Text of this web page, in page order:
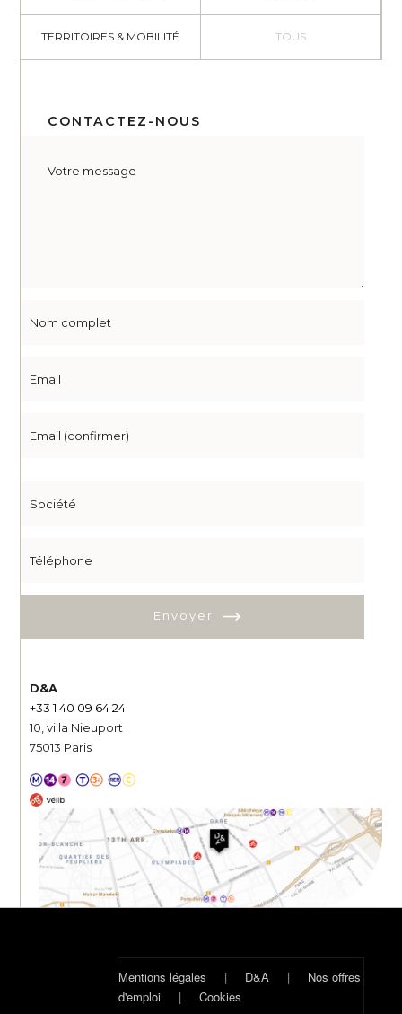
TERRITOIRES & MOBILITÉ TOUS
CONTACTEZ-NOUS
Envoyer
D&A
+33 1 40 09 64 24
10, villa Nieuport
75013 Paris
Mentions légales | D&A| Nos offres
d'emploi| Cookies